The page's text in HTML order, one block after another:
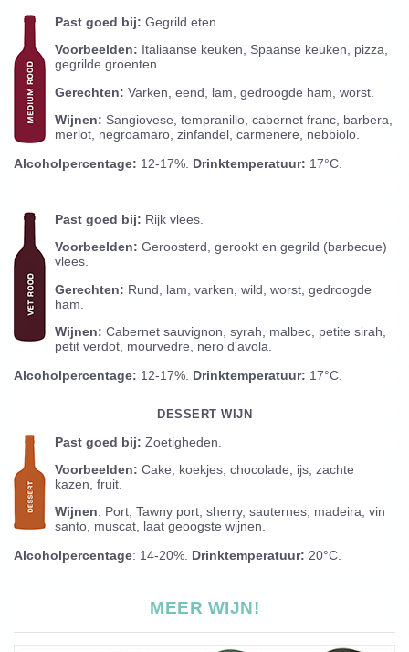
Past goed bij: Gegrild eten.
Voorbeelden: Italiaanse keuken, Spaanse keuken, pizza,
gegrilde groenten.
Gerechten: Varken, eend, lam, gedroogde ham, worst.
Wijnen: Sangiovese, tempranillo, cabernet franc, barbera,
merlot, negroamaro, zinfandel, carmenere, nebbiolo.
Alcoholpercentage: 12-17%. Drinktemperatuur: 17°C.
Past goed bij: Rijk vlees.
Voorbeelden: Geroosterd, gerookt en gegrild (barbecue)
vlees.
Gerechten: Rund, lam, varken, wild, worst, gedroogde
ham.
Wijnen: Cabernet sauvignon, syrah, malbec, petite sirah,
petit verdot, mourvedre, nero d'avola.
Alcoholpercentage: 12-17%. Drinktemperatuur: 17°C.
DESSERT WIJN
Past goed bij: Zoetigheden.
Voorbeelden: Cake, koekjes, chocolade, ijs, zachte
kazen, fruit.
Wijnen: Port, Tawny port, sherry, sauternes, madeira, vin
santo, muscat, laat geoogste wijnen.
Alcoholpercentage: 14-20%. Drinktemperatuur: 20°C.
MEER WIJN!